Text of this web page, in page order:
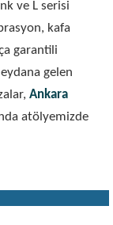
ve L serisi
kafa
garantili
gelen
Ankara
atölyemizde